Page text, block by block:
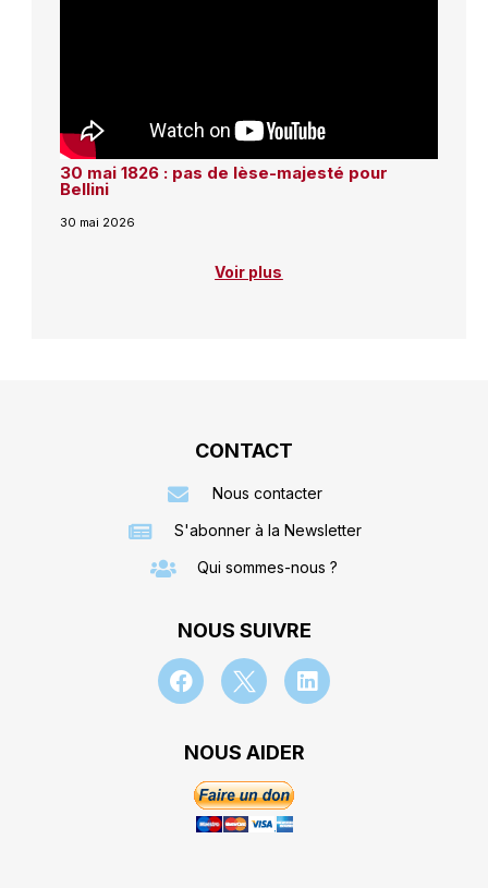
30 mai 1826 : pas de lèse-majesté pour
Bellini
30 mai 2026
Voir plus
CONTACT
Nous contacter
S'abonner à la Newsletter
Qui sommes-nous ?
NOUS SUIVRE
NOUS AIDER